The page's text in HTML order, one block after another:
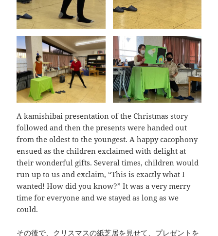
A kamishibai presentation of the Christmas story
followed and then the presents were handed out
from the oldest to the youngest. A happy cacophony
ensued as the children exclaimed with delight at
their wonderful gifts. Several times, children would
run up to us and exclaim, “This is exactly what I
wanted! How did you know?” It was a very merry
time for everyone and we stayed as long as we
could.
その後で、クリスマスの紙芝居を見せて、プレゼントを